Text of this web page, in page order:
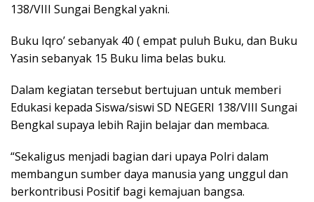
138/VIII Sungai Bengkal yakni.
Buku Iqro’ sebanyak 40 ( empat puluh Buku, dan Buku
Yasin sebanyak 15 Buku lima belas buku.
Dalam kegiatan tersebut bertujuan untuk memberi
Edukasi kepada Siswa/siswi SD NEGERI 138/VIII Sungai
Bengkal supaya lebih Rajin belajar dan membaca.
“Sekaligus menjadi bagian dari upaya Polri dalam
membangun sumber daya manusia yang unggul dan
berkontribusi Positif bagi kemajuan bangsa.